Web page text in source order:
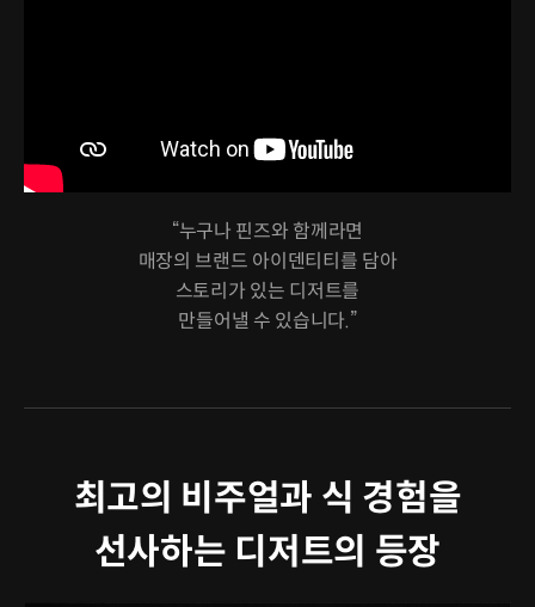
“누구나 핀즈와 함께라면
매장의 브랜드 아이덴티티를 담아
스토리가 있는 디저트를
만들어낼 수 있습니다.”
최고의 비주얼과 식 경험을
선사하는 디저트의 등장